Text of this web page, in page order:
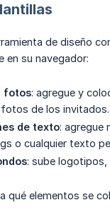
de diseño
en su navegador:
fotos: agregue y
de los invitados.
de texto: agregue
o cualquier texto
: sube
qué elementos se